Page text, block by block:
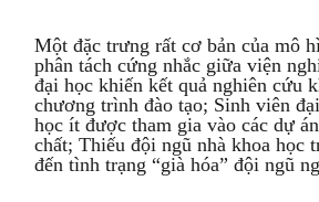
Một đặc trưng rất cơ bản của mô
phân tách cứng nhắc giữa viện
đại học khiến kết quả nghiên cứu
chương trình đào tạo; Sinh viên
học ít được tham gia vào các dự
chất; Thiếu đội ngũ nhà khoa học
đến tình trạng “già hóa” đội ngũ